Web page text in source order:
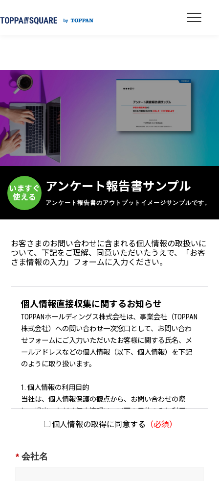
いますぐ
使える
アンケート報告書サンプル
アンケート報告書のアウトプットイメージサンプルです。
お客さまのお問い合わせに含まれる個人情報の取扱いに
ついて、下記をご理解、同意いただいたうえで、「お客
さま情報の入力」フォームに入力ください。
個人情報直接収集に関するお知らせ
TOPPANホールディングス株式会社は、事業会社（TOPPAN
株式会社）への問い合わせ一次窓口として、お問い合わ
せフォームにご入力いただいたお客様に関する氏名、メ
ールアドレスなどの個人情報（以下、個人情報）を下記
のように取り扱います。
1. 個人情報の利用目的
当社は、個人情報保護の観点から、お問い合わせの際
に、提出いただく個人情報は、以下の目的のみに利用い
たします。
（2）当社事業に関してご請求いただいた各種資料を発送
するため。
個人情報の取得に同意する （必須）
* 会社名